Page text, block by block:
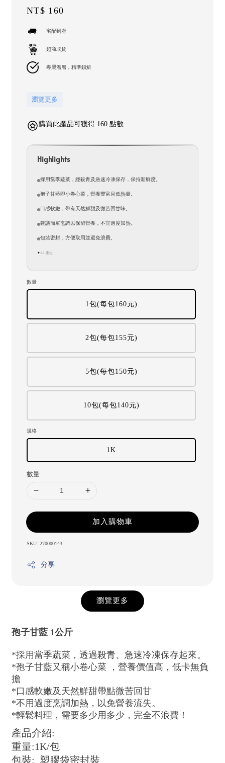
Regular
NT$ 160
宅配到府
超商取貨
專屬溫層，精準鎖鮮
瀏覽更多
購買此產品可獲得 160 點數
Highlights
採用當季蔬菜，經殺青及急速冷凍保存，保持新鮮度。
孢子甘藍即小卷心菜，營養豐富且低熱量。
口感軟嫩，帶有天然鮮甜及微苦回甘味。
建議簡單烹調以保留營養，不宜過度加熱。
包裝密封，方便取用並避免浪費。
✦AI 產生
數量
1包(每包160元)
2包(每包155元)
5包(每包150元)
10包(每包140元)
規格
1K
數量
加入購物車
SKU: 270000143
分享
瀏覽更多
孢子甘藍 1公斤
*採用當季蔬菜，透過殺青、急速冷凍保存起來。
*孢子甘藍又稱小卷心菜 ，營養價值高，低卡無負
擔
*口感軟嫩及天然鮮甜帶點微苦回甘
*不用過度烹調加熱，以免營養流失。
*輕鬆料理，需要多少用多少，完全不浪費！
產品介紹:
重量:1K/包
包裝: 塑膠袋密封裝